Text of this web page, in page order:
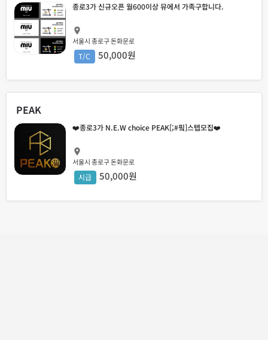
종로3가 신규오픈 월600이상 뮤에서 가족구합니다.
서울시 종로구 돈화문로
T/C 50,000원
PEAK
❤️종로3가 N.E.W choice PEAK[;#핔]스텝모집❤️
서울시 종로구 돈화문로
시급 50,000원